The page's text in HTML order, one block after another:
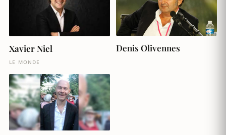
Xavier Niel
LE MONDE
Denis Olivennes